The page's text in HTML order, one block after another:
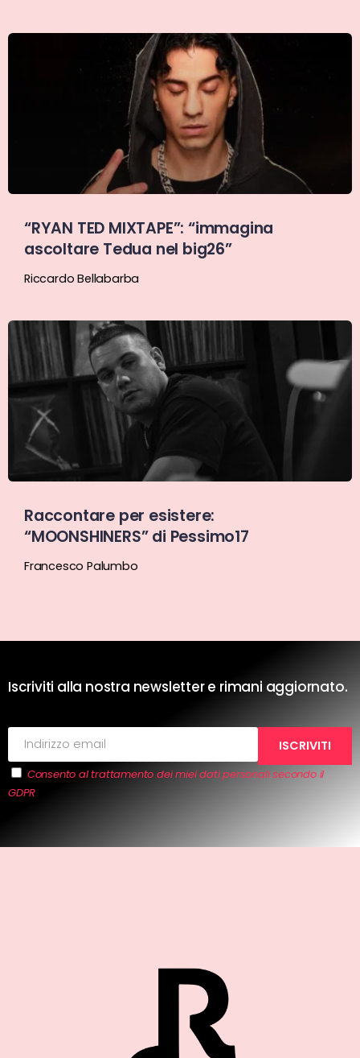
“RYAN TED MIXTAPE”: “immagina
ascoltare Tedua nel big26”
Riccardo Bellabarba
Raccontare per esistere:
“MOONSHINERS” di Pessimo17
Francesco Palumbo
Iscriviti alla nostra newsletter e rimani aggiornato.
Consento al trattamento dei miei dati personali secondo il
GDPR